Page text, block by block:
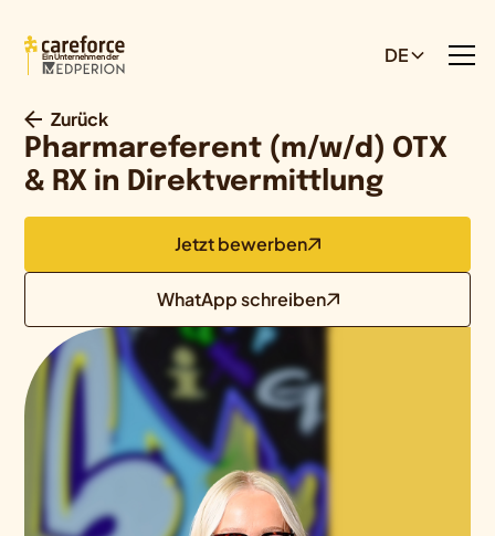
Ein Unternehmen der DE
Zurück
Pharmareferent (m/w/d) OTX
& RX in Direktvermittlung
Jetzt bewerben
WhatApp schreiben